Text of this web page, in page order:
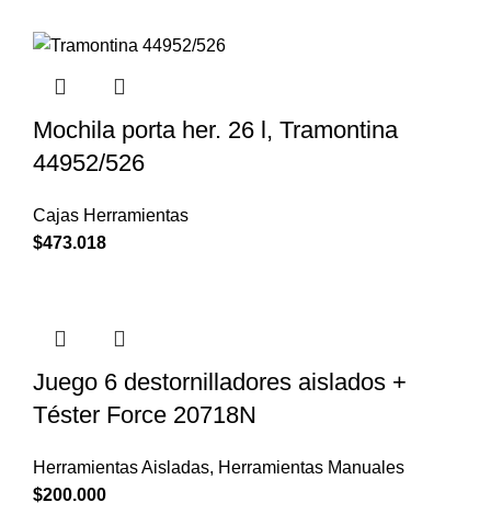
Mochila porta her. 26 l, Tramontina
44952/526
Cajas Herramientas
$473.018
Juego 6 destornilladores aislados +
Téster Force 20718N
Herramientas Aisladas, Herramientas Manuales
$200.000